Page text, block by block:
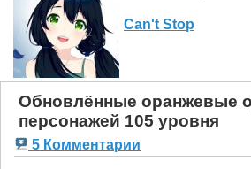
Can't Stop
Обновлённые оранжевые
персонажей 105 уровня
5 Комментарии